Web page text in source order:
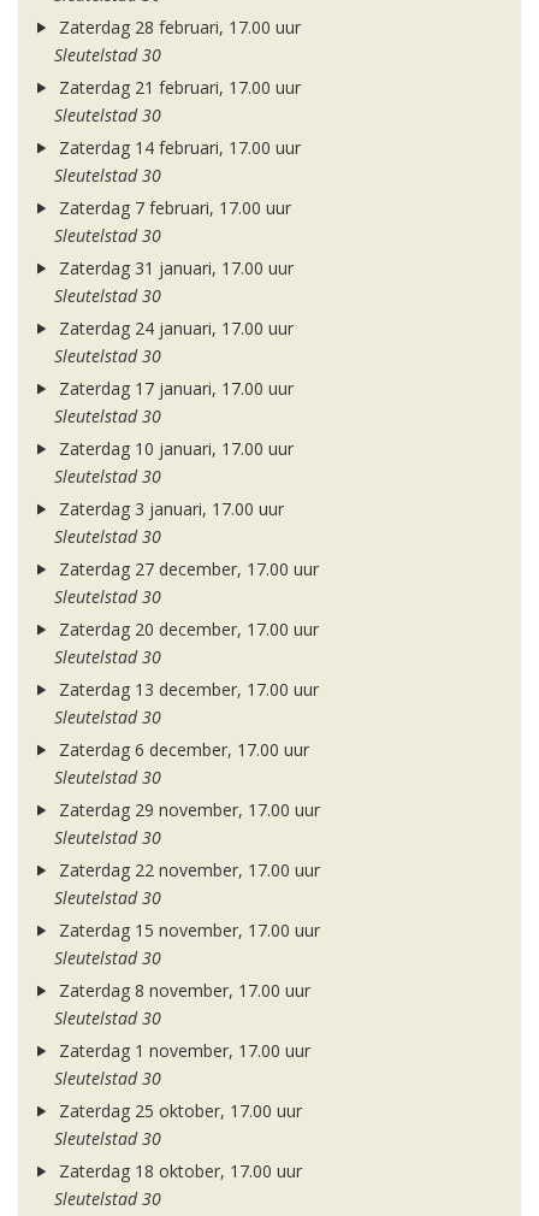
Zaterdag 28 februari, 17.00 uur
Sleutelstad 30
Zaterdag 21 februari, 17.00 uur
Sleutelstad 30
Zaterdag 14 februari, 17.00 uur
Sleutelstad 30
Zaterdag 7 februari, 17.00 uur
Sleutelstad 30
Zaterdag 31 januari, 17.00 uur
Sleutelstad 30
Zaterdag 24 januari, 17.00 uur
Sleutelstad 30
Zaterdag 17 januari, 17.00 uur
Sleutelstad 30
Zaterdag 10 januari, 17.00 uur
Sleutelstad 30
Zaterdag 3 januari, 17.00 uur
Sleutelstad 30
Zaterdag 27 december, 17.00 uur
Sleutelstad 30
Zaterdag 20 december, 17.00 uur
Sleutelstad 30
Zaterdag 13 december, 17.00 uur
Sleutelstad 30
Zaterdag 6 december, 17.00 uur
Sleutelstad 30
Zaterdag 29 november, 17.00 uur
Sleutelstad 30
Zaterdag 22 november, 17.00 uur
Sleutelstad 30
Zaterdag 15 november, 17.00 uur
Sleutelstad 30
Zaterdag 8 november, 17.00 uur
Sleutelstad 30
Zaterdag 1 november, 17.00 uur
Sleutelstad 30
Zaterdag 25 oktober, 17.00 uur
Sleutelstad 30
Zaterdag 18 oktober, 17.00 uur
Sleutelstad 30